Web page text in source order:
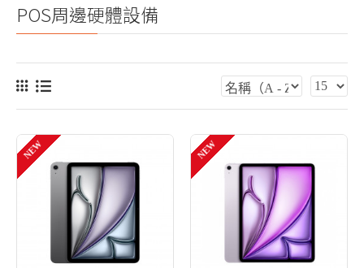
POS周邊硬體設備
NEW NEW